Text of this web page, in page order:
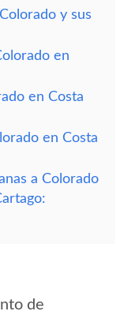
y sus
en
en Costa
en Costa
a Colorado
de